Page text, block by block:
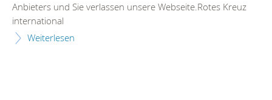
Anbieters und Sie verlassen unsere Webseite.Rotes Kreuz
international
Weiterlesen